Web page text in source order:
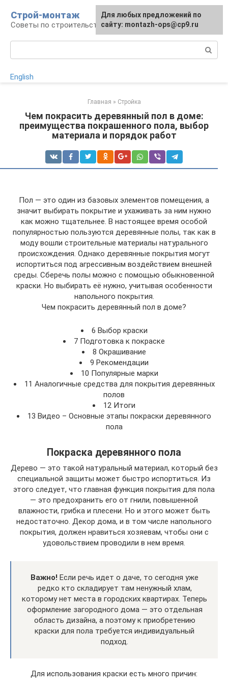
контенту
Строй-монтаж
Советы по строительству
English
Главная » Стройка
Чем покрасить деревянный пол в доме:
преимущества покрашенного пола, выбор
материала и порядок работ
Пол — это один из базовых элементов помещения, а
значит выбирать покрытие и ухаживать за ним нужно
как можно тщательнее. В настоящее время особой
популярностью пользуются деревянные полы, так как в
моду вошли строительные материалы натурального
происхождения. Однако деревянные покрытия могут
испортиться под агрессивным воздействием внешней
среды. Сберечь полы можно с помощью обыкновенной
краски. Но выбирать её нужно, учитывая особенности
напольного покрытия.
Чем покрасить деревянный пол в доме?
6 Выбор краски
7 Подготовка к покраске
8 Окрашивание
9 Рекомендации
10 Популярные марки
11 Аналогичные средства для покрытия деревянных
полов
12 Итоги
13 Видео – Основные этапы покраски деревянного
пола
Покраска деревянного пола
Дерево — это такой натуральный материал, который без
специальной защиты может быстро испортиться. Из
этого следует, что главная функция покрытия для пола
— это предохранить его от гнили, повышенной
влажности, грибка и плесени. Но и этого может быть
недостаточно. Декор дома, и в том числе напольного
покрытия, должен нравиться хозяевам, чтобы они с
удовольствием проводили в нем время.
Важно! Если речь идет о даче, то сегодня уже
редко кто складирует там ненужный хлам,
которому нет места в городских квартирах. Теперь
оформление загородного дома — это отдельная
область дизайна, а поэтому к приобретению
краски для пола требуется индивидуальный
подход.
Для использования краски есть много причин:
Для любых предложений по
сайту: montazh-ops@cp9.ru